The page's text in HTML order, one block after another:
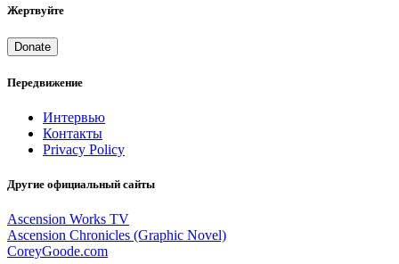
Жертвуйте
Donate
Передвижение
Интервью
Контакты
Privacy Policy
Другие официальный сайты
Ascension Works TV
Ascension Chronicles (Graphic Novel)
CoreyGoode.com